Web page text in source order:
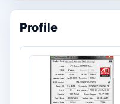
Profile